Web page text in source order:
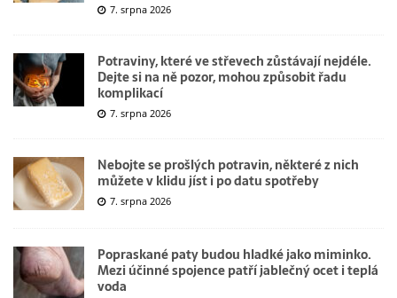
7. srpna 2026
Potraviny, které ve střevech zůstávají nejdéle.
Dejte si na ně pozor, mohou způsobit řadu
komplikací
7. srpna 2026
Nebojte se prošlých potravin, některé z nich
můžete v klidu jíst i po datu spotřeby
7. srpna 2026
Popraskané paty budou hladké jako miminko.
Mezi účinné spojence patří jablečný ocet i teplá
voda